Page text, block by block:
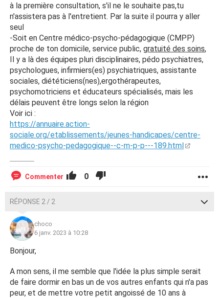
à la première consultation, s'il ne le souhaite pas,tu
n'assistera pas à l'entretient. Par la suite il pourra y aller
seul
-Soit en Centre médico-psycho-pédagogique (CMPP)
proche de ton domicile, service public, gratuité des soins,
Il y a là des équipes pluri disciplinaires, pédo psychiatres,
psychologues, infirmiers(es) psychiatriques, assistante
sociales, diététiciens(nes),ergothérapeutes,
psychomotriciens et éducateurs spécialisés, mais les
délais peuvent être longs selon la région
Voir ici :
https://annuaire.action-
sociale.org/etablissements/jeunes-handicapes/centre-
medico-psycho-pedagogique--c-m-p-p---189.html
Commenter 0
RÉPONSE 2 / 2
choco
6 janv. 2023 à 10:28
Bonjour,
A mon sens, il me semble que l'idée la plus simple serait
de faire dormir en bas un de vos autres enfants qui n'a pas
peur, et de mettre votre petit angoissé de 10 ans à